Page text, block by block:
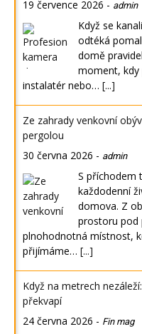
19 července 2026 - admin
Když se
odtéká
domě
moment, kdy
instalatér nebo… [...]
Ze zahrady venkovní
pergolou
30 června 2026 - admin
S příchodem
každodenní
domova. Z
prostoru pod
plnohodnotná místnost,
přijímáme… [...]
Když na metrech
překvapí
24 června 2026 - Fin mag